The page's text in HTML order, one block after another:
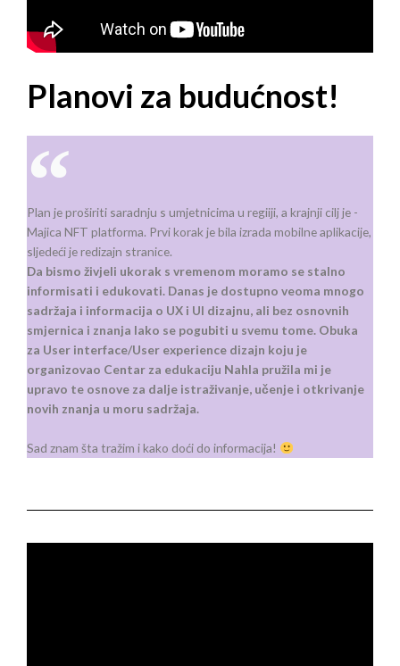
Planovi za budućnost!
Plan je proširiti saradnju s umjetnicima u regiiji, a krajnji cilj je -
Majica NFT platforma. Prvi korak je bila izrada mobilne aplikacije,
sljedeći je redizajn stranice.
Da bismo živjeli ukorak s vremenom moramo se stalno
informisati i edukovati. Danas je dostupno veoma mnogo
sadržaja i informacija o UX i UI dizajnu, ali bez osnovnih
smjernica i znanja lako se pogubiti u svemu tome. Obuka
za User interface/User experience dizajn koju je
organizovao Centar za edukaciju Nahla pružila mi je
upravo te osnove za dalje istraživanje, učenje i otkrivanje
novih znanja u moru sadržaja.
Sad znam šta tražim i kako doći do informacija!